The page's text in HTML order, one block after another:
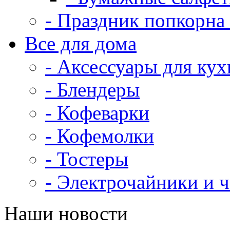
- Праздник
Все для дома
- Аксессуары для
- Блендеры
- Кофеварки
- Кофемолки
- Тостеры
- Электрочайники и
Наши новости